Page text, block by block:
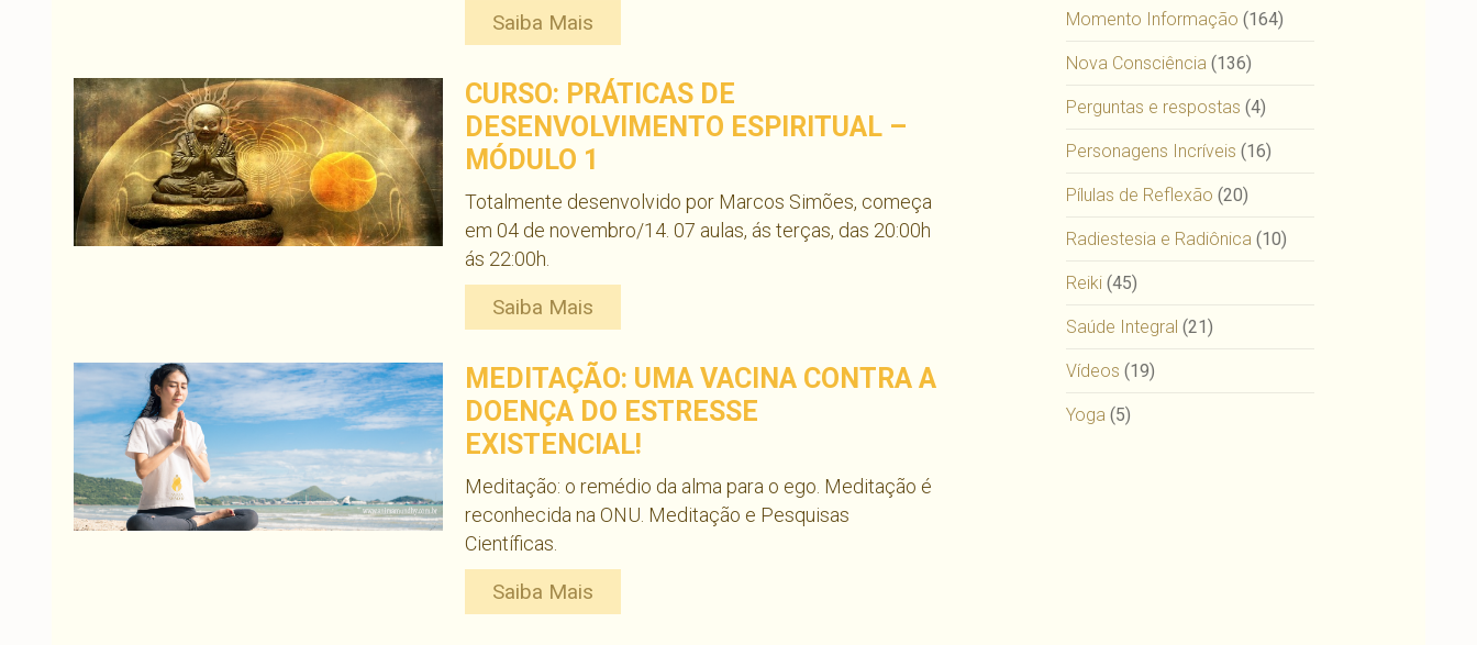
Saiba Mais
CURSO: PRÁTICAS DE
DESENVOLVIMENTO ESPIRITUAL –
MÓDULO 1
Totalmente desenvolvido por Marcos Simões, começa
em 04 de novembro/14. 07 aulas, ás terças, das 20:00h
ás 22:00h.
Saiba Mais
MEDITAÇÃO: UMA VACINA CONTRA A
DOENÇA DO ESTRESSE
EXISTENCIAL!
Meditação: o remédio da alma para o ego. Meditação é
reconhecida na ONU. Meditação e Pesquisas
Científicas.
Saiba Mais
Momento Informação (164)
Nova Consciência (136)
Perguntas e respostas (4)
Personagens Incríveis (16)
Pílulas de Reflexão (20)
Radiestesia e Radiônica (10)
Reiki (45)
Saúde Integral (21)
Vídeos (19)
Yoga (5)